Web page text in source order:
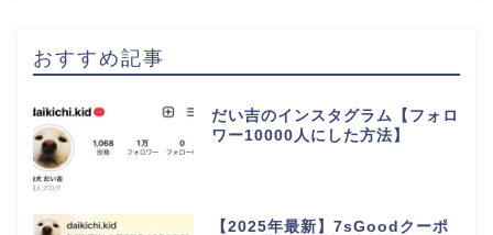
おすすめ記事
だい吉のインスタグラム【フォロ
ワー10000人にした方法】
【2025年最新】7sGoodクーポ